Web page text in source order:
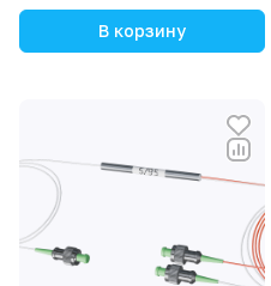
В корзину